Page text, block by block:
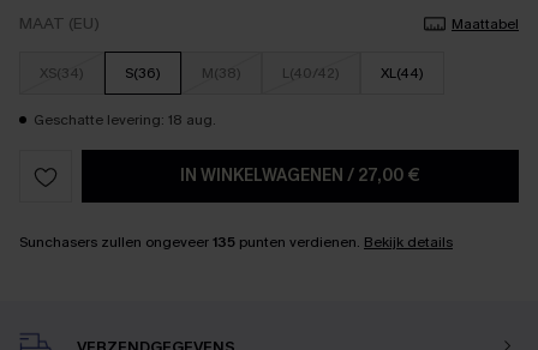
MAAT (EU) Maattabel
XS(34) S(36) M(38) L(40/42) XL(44)
Geschatte levering: 18 aug.
IN WINKELWAGENEN / 27,00 €
Sunchasers zullen ongeveer135 punten verdienen. Bekijk details